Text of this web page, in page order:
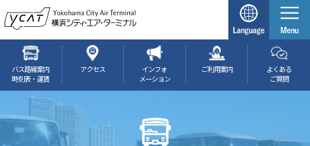
バス路線案内
時刻表・運賃
アクセス
インフォ
メーション
ご利用案内
よくある
ご質問